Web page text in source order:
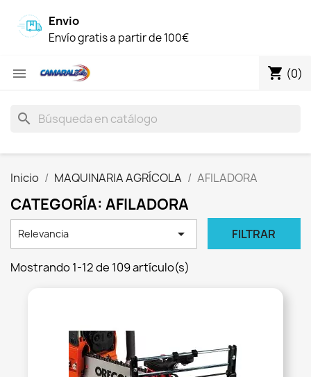
Envio
Envío gratis a partir de 100€
 shopping_cart (0)
search
Inicio MAQUINARIA AGRÍCOLA AFILADORA
CATEGORÍA: AFILADORA
Relevancia  FILTRAR
Mostrando 1-12 de 109 artículo(s)